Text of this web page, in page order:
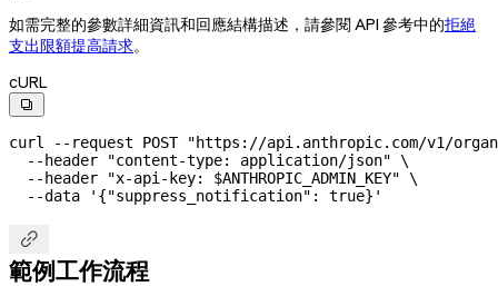
如需完整的參數詳細資訊和回應結構描述，請參閱 API 參考中的拒絕
支出限額提高請求。
cURL

curl --request POST "https://api.anthropic.com/v1/
  --header
"content-type: application/json" \
  --header
"x-api-key: $ANTHROPIC_ADMIN_KEY" \
  --data
'{"suppress_notification": true}'

範例工作流程